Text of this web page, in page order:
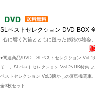
SLベストセレクション DVD-BOX
心に響く汽笛とともに甦った鉄路の雄姿
●関連商品/DVD SLベストセレクション Vol.1
そ...、SLベストセレクション Vol.2NHK特集
ベストセレクション Vol.3懐かしの蒸気機関車
全3枚セット